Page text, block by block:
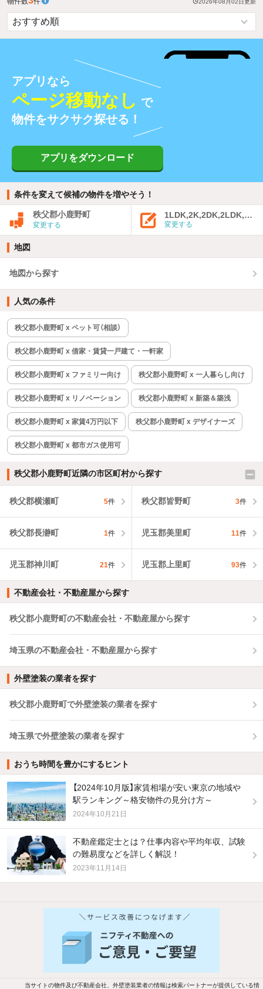
アプリなら
ページ移動なし で
物件をサクサク探せる！
アプリをダウンロード
条件を変えて候補の物件を増やそう！
秩父郡小鹿野町
変更する 変更する
地図
地図から探す
人気の条件
秩父郡小鹿野町 x ペット可（相談）
秩父郡小鹿野町 x 借家・賃貸一戸建て・一軒家
秩父郡小鹿野町 x ファミリー向け 秩父郡小鹿野町 x 一人暮らし向け
秩父郡小鹿野町 x リノベーション 秩父郡小鹿野町 x 新築＆築浅
秩父郡小鹿野町 x 家賃4万円以下 秩父郡小鹿野町 x デザイナーズ
秩父郡小鹿野町 x 都市ガス使用可
秩父郡小鹿野町近隣の市区町村から探す
秩父郡横瀬町 5件 秩父郡皆野町 3件
秩父郡長瀞町 1件 児玉郡美里町 11件
児玉郡神川町 21件 児玉郡上里町 93件
不動産会社・不動産屋から探す
秩父郡小鹿野町の不動産会社・不動産屋から探す
埼玉県の不動産会社・不動産屋から探す
外壁塗装の業者を探す
秩父郡小鹿野町で外壁塗装の業者を探す
埼玉県で外壁塗装の業者を探す
おうち時間を豊かにするヒント
【2024年10月版】家賃相場が安い東京の地域や
駅ランキング～格安物件の見分け方～
2024年10月21日
不動産鑑定士とは？仕事内容や平均年収、試験
の難易度などを詳しく解説！
2023年11月14日
バス・トイレ別 2階以上
当サイトの物件及び不動産会社、外壁塗装業者の情報は検索パートナーが提供している情